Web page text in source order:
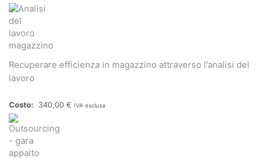
Recuperare efficienza in magazzino attraverso l'analisi del
lavoro
340,00 € IVA esclusa